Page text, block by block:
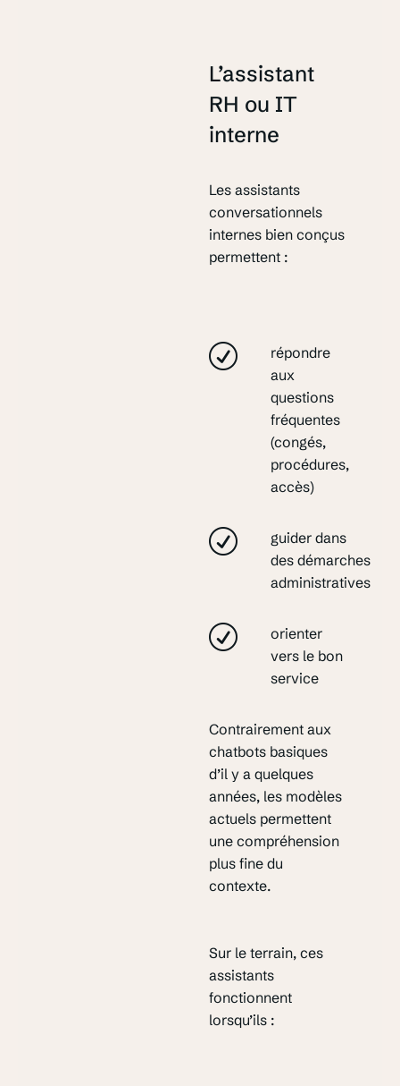
L’assistant
RH ou IT
interne
Les assistants
conversationnels
internes bien conçus
permettent :
répondre
aux
questions
fréquentes
(congés,
procédures,
accès)
guider dans
des démarches
administratives
orienter
vers le bon
service
Contrairement aux
chatbots basiques
d’il y a quelques
années, les modèles
actuels permettent
une compréhension
plus fine du
contexte.
Sur le terrain, ces
assistants
fonctionnent
lorsqu’ils :